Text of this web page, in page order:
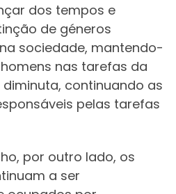
dos tempos e
de géneros
sociedade, mantendo-
nas tarefas da
continuando as
pelas tarefas
por outro lado, os
a ser